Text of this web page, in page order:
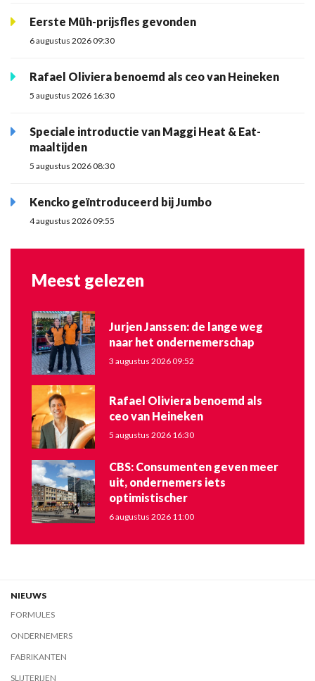
Eerste Müh-prijsfles gevonden
6 augustus 2026 09:30
Rafael Oliviera benoemd als ceo van Heineken
5 augustus 2026 16:30
Speciale introductie van Maggi Heat & Eat-
maaltijden
5 augustus 2026 08:30
Kencko geïntroduceerd bij Jumbo
4 augustus 2026 09:55
Meest gelezen
Jurjen Janssen: de lange weg
naar het ondernemerschap
3 augustus 2026 09:52
Rafael Oliviera benoemd als
ceo van Heineken
5 augustus 2026 16:30
CBS: Consumenten geven meer
uit, ondernemers iets
optimistischer
6 augustus 2026 11:00
NIEUWS
FORMULES
ONDERNEMERS
FABRIKANTEN
SLIJTERIJEN